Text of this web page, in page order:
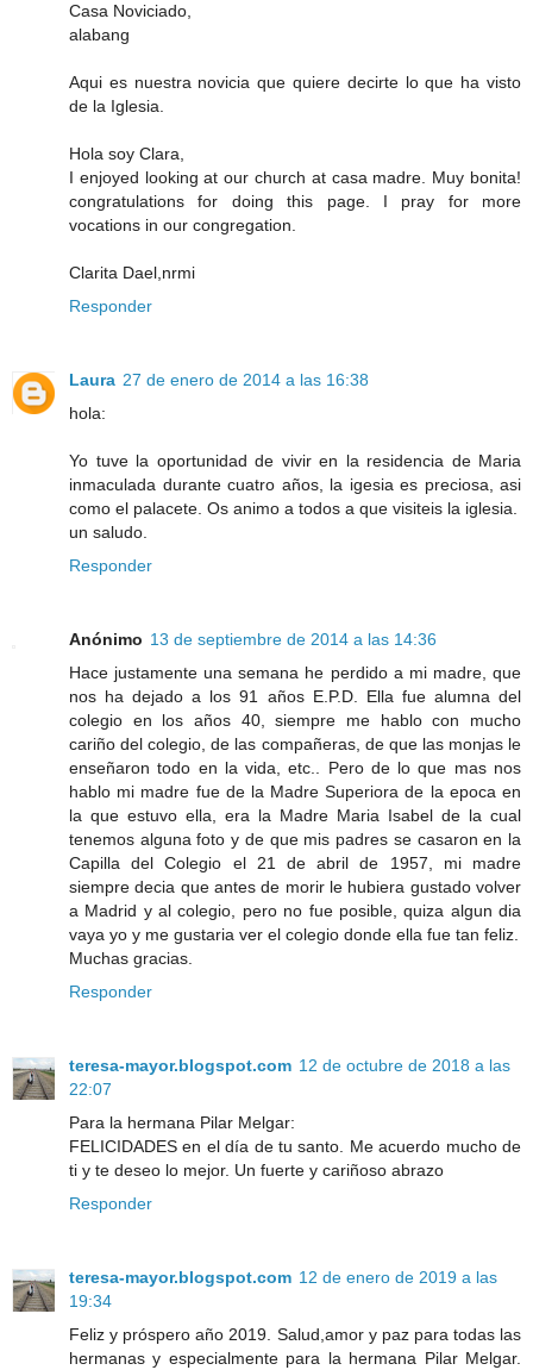
Casa Noviciado,
alabang
Aqui es nuestra novicia que quiere decirte lo que ha visto
de la Iglesia.
Hola soy Clara,
I enjoyed looking at our church at casa madre. Muy bonita!
congratulations for doing this page. I pray for more
vocations in our congregation.
Clarita Dael,nrmi
Responder
Laura 27 de enero de 2014 a las 16:38
hola:
Yo tuve la oportunidad de vivir en la residencia de Maria
inmaculada durante cuatro años, la igesia es preciosa, asi
como el palacete. Os animo a todos a que visiteis la iglesia.
un saludo.
Responder
Anónimo 13 de septiembre de 2014 a las 14:36
Hace justamente una semana he perdido a mi madre, que
nos ha dejado a los 91 años E.P.D. Ella fue alumna del
colegio en los años 40, siempre me hablo con mucho
cariño del colegio, de las compañeras, de que las monjas le
enseñaron todo en la vida, etc.. Pero de lo que mas nos
hablo mi madre fue de la Madre Superiora de la epoca en
la que estuvo ella, era la Madre Maria Isabel de la cual
tenemos alguna foto y de que mis padres se casaron en la
Capilla del Colegio el 21 de abril de 1957, mi madre
siempre decia que antes de morir le hubiera gustado volver
a Madrid y al colegio, pero no fue posible, quiza algun dia
vaya yo y me gustaria ver el colegio donde ella fue tan feliz.
Muchas gracias.
Responder
teresa-mayor.blogspot.com 12 de octubre de 2018 a las
22:07
Para la hermana Pilar Melgar:
FELICIDADES en el día de tu santo. Me acuerdo mucho de
ti y te deseo lo mejor. Un fuerte y cariñoso abrazo
Responder
teresa-mayor.blogspot.com 12 de enero de 2019 a las
19:34
Feliz y próspero año 2019. Salud,amor y paz para todas las
hermanas y especialmente para la hermana Pilar Melgar.